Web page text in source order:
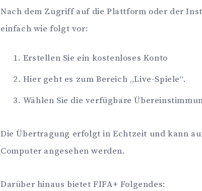
Nach dem Zugriff auf die Plattform oder der
einfach wie folgt vor:
Erstellen Sie ein kostenloses Konto
Hier geht es zum Bereich „Live-Spiele“.
Wählen Sie die verfügbare
Die Übertragung erfolgt in Echtzeit und kann
Computer angesehen werden.
Darüber hinaus bietet FIFA+ Folgendes: